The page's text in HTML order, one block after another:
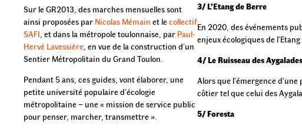
Sur le GR2013, des marches mensuelles sont
ainsi proposées par Nicolas Mémain et le collectif
SAFI, et dans la métropole toulonnaise, par Paul-
Hervé Lavessière, en vue de la construction d’un
Sentier Métropolitain du Grand Toulon.
Pendant 5 ans, ces guides, vont élaborer, une
petite université populaire d’écologie
métropolitaine – une « mission de service public
pour penser, marcher, transmettre ».
3/ L’Etang de Berre
En 2020, des événements
enjeux écologiques de
4/ Le Ruisseau des Aygalades
Alors que l’émergence
côtier tel que celui des
5/ Foresta